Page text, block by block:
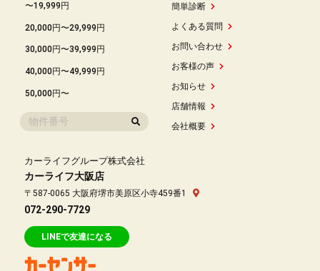
〜19,999円
20,000円〜29,999円
30,000円〜39,999円
40,000円〜49,999円
50,000円〜
簡単診断
よくある質問
お問い合わせ
お客様の声
お知らせ
店舗情報
会社概要
カーライフグループ株式会社
カーライフ大阪店
〒587-0065 大阪府堺市美原区小寺459番1
072-290-7729
LINEで友達になる